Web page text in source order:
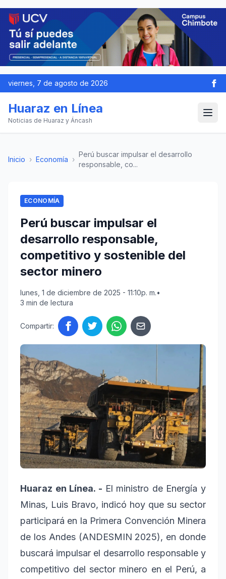
viernes, 7 de agosto de 2026
Huaraz en Línea
Noticias de Huaraz y Áncash
Inicio › Economía ›
Perú buscar impulsar el desarrollo
responsable, co...
ECONOMÍA
Perú buscar impulsar el
desarrollo responsable,
competitivo y sostenible del
sector minero
lunes, 1 de diciembre de 2025 - 11:10p. m.•
3 min de lectura
Compartir:
Huaraz en Línea. - El ministro de Energía y
Minas, Luis Bravo, indicó hoy que su sector
participará en la Primera Convención Minera
de los Andes (ANDESMIN 2025), en donde
buscará impulsar el desarrollo responsable y
competitivo del sector minero en el Perú, a